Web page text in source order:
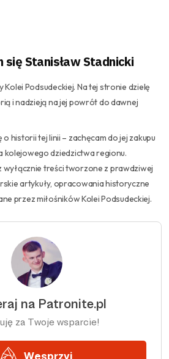
się Stanisław Stadnicki
Kolei Podsudeckiej. Na tej stronie dzielę
i nadzieją na jej powrót do dawnej
o historii tej linii – zachęcam do jej zakupu
kolejowego dziedzictwa regionu.
wyłącznie treści tworzone z prawdziwej
artykuły, opracowania historyczne
przez miłośników Kolei Podsudeckiej.